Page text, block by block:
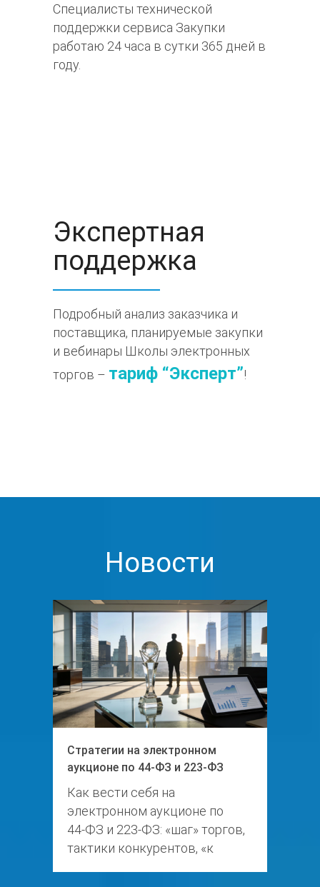
Специалисты технической
поддержки сервиса Закупки
работаю 24 часа в сутки 365 дней в
году.
Экспертная
поддержка
Подробный анализ заказчика и
поставщика, планируемые закупки
и вебинары Школы электронных
торгов – тариф “Эксперт”!
Новости
Стратегии на электронном
аукционе по 44-ФЗ и 223-ФЗ
Как вести себя на
электронном аукционе по
44‑ФЗ и 223‑ФЗ: «шаг» торгов,
тактики конкурентов, «к